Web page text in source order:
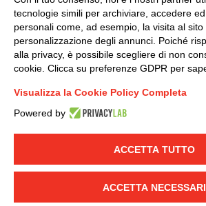
LINKEDIN YOUTUBE
© 2019 - DKC Europe - -
Cookie-Yourbiz
Condizioni generali di vendita DKC
Condizioni generali di
Codice etico
tecnologie simili per archiviare, accedere
personali come, ad esempio, la visita al sito
personalizzazione degli annunci. Poiché
alla privacy, è possibile scegliere di non
cookie. Clicca su preferenze GDPR per
Visualizza la Cookie Policy Completa
Powered by
ACCETTA TUTTO
ACCETTA NECESSARI